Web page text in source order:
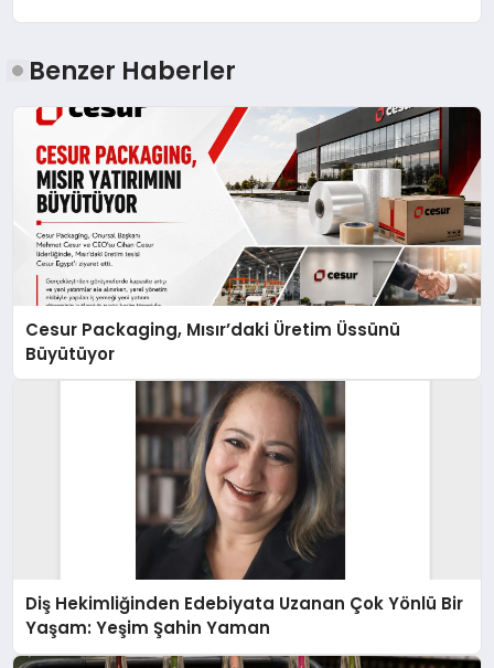
Benzer Haberler
Cesur Packaging, Mısır’daki Üretim Üssünü
Büyütüyor
Diş Hekimliğinden Edebiyata Uzanan Çok Yönlü Bir
Yaşam: Yeşim Şahin Yaman